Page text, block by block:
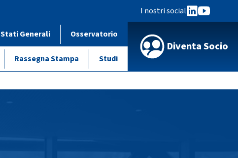
I nostri social
Stati Generali Osservatorio
Rassegna Stampa Studi
Diventa Socio